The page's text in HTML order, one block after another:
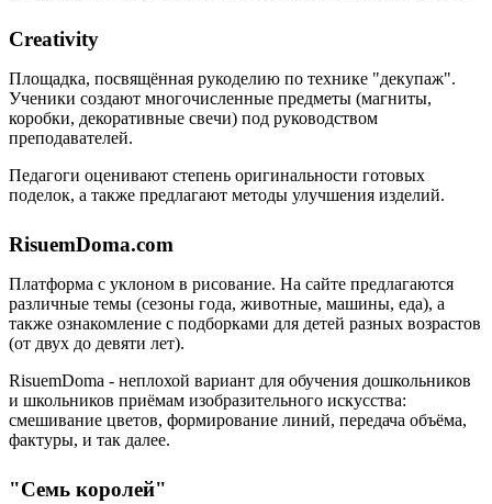
Creativity
Площадка, посвящённая рукоделию по технике "декупаж".
Ученики создают многочисленные предметы (магниты,
коробки, декоративные свечи) под руководством
преподавателей.
Педагоги оценивают степень оригинальности готовых
поделок, а также предлагают методы улучшения изделий.
RisuemDoma.com
Платформа с уклоном в рисование. На сайте предлагаются
различные темы (сезоны года, животные, машины, еда), а
также ознакомление с подборками для детей разных возрастов
(от двух до девяти лет).
RisuemDoma - неплохой вариант для обучения дошкольников
и школьников приёмам изобразительного искусства:
смешивание цветов, формирование линий, передача объёма,
фактуры, и так далее.
"Семь королей"